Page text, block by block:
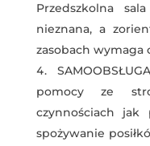
Przedszkolna
nieznana, a
zasobach wymaga
pomocy ze
czynnościach jak
spożywanie